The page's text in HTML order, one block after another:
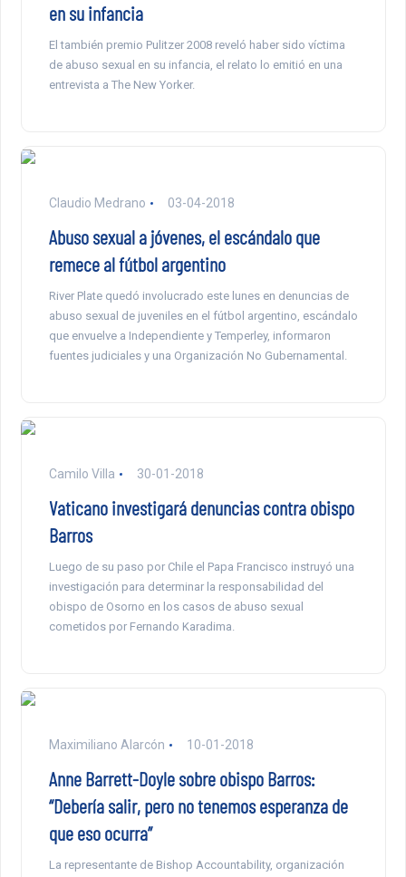
en su infancia
El también premio Pulitzer 2008 reveló haber sido víctima
de abuso sexual en su infancia, el relato lo emitió en una
entrevista a The New Yorker.
Claudio Medrano 03-04-2018
Abuso sexual a jóvenes, el escándalo que
remece al fútbol argentino
River Plate quedó involucrado este lunes en denuncias de
abuso sexual de juveniles en el fútbol argentino, escándalo
que envuelve a Independiente y Temperley, informaron
fuentes judiciales y una Organización No Gubernamental.
Camilo Villa 30-01-2018
Vaticano investigará denuncias contra obispo
Barros
Luego de su paso por Chile el Papa Francisco instruyó una
investigación para determinar la responsabilidad del
obispo de Osorno en los casos de abuso sexual
cometidos por Fernando Karadima.
Maximiliano Alarcón 10-01-2018
Anne Barrett-Doyle sobre obispo Barros:
“Debería salir, pero no tenemos esperanza de
que eso ocurra”
La representante de Bishop Accountability, organización